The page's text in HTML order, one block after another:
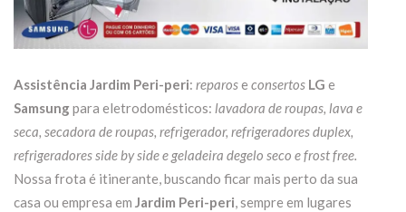
Assistência Jardim Peri-peri: reparose consertos LG e
Samsungpara eletrodomésticos: lavadora de roupas, lava e
seca, secadora de roupas, refrigerador, refrigeradores duplex,
refrigeradores side by side e geladeira degelo seco e frost free.
Nossa frota é itinerante, buscando ficar mais perto da sua
casa ou empresa em Jardim Peri-peri, sempre em lugares